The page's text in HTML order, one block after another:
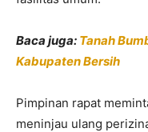
Baca juga: Tanah
Kabupaten Bersih
Pimpinan rapat
meninjau ulang